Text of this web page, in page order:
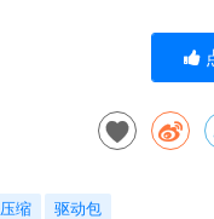
缩 驱动包